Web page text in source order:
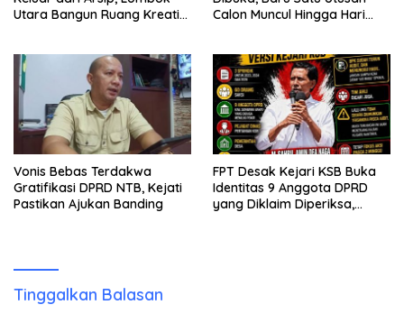
Utara Bangun Ruang Kreatif
Calon Muncul Hingga Hari
Vonis Bebas Terdakwa
Gratifikasi DPRD NTB, Kejati
Pastikan Ajukan Banding
FPT Desak Kejari KSB Buka
Identitas 9 Anggota DPRD
yang Diklaim Diperiksa,
Tinggalkan Balasan